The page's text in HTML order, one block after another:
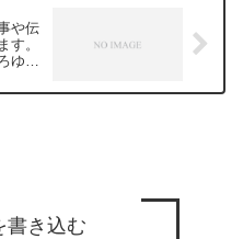
きますので、使いやすいと感じ
ら、いいね！やチャンネル登録
くお願いします。
や伝
す。
き
書き込む